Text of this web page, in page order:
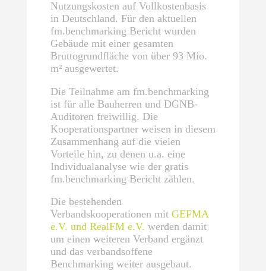
Nutzungskosten auf Vollkostenbasis
in Deutschland. Für den aktuellen
fm.benchmarking Bericht wurden
Gebäude mit einer gesamten
Bruttogrundfläche von über 93 Mio.
m² ausgewertet.
Die Teilnahme am fm.benchmarking
ist für alle Bauherren und DGNB-
Auditoren freiwillig. Die
Kooperationspartner weisen in diesem
Zusammenhang auf die vielen
Vorteile hin, zu denen u.a. eine
Individualanalyse wie der gratis
fm.benchmarking Bericht zählen.
Die bestehenden
Verbandskooperationen mit GEFMA
e.V. und RealFM e.V. werden damit
um einen weiteren Verband ergänzt
und das verbandsoffene
Benchmarking weiter ausgebaut.